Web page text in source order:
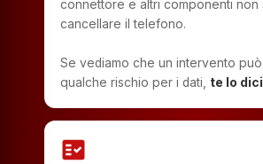
connettore e altri componenti non
cancellare il telefono.
Se vediamo che un intervento
qualche rischio per i dati, te lo
fact_check